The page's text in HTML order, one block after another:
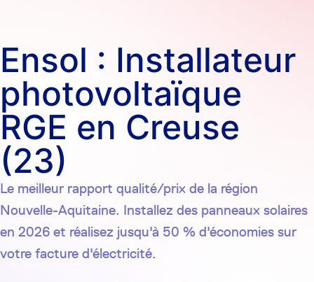
Ensol : Installateur
photovoltaïque
RGE en Creuse
(23)
Le meilleur rapport qualité/prix de la région
Nouvelle-Aquitaine. Installez des panneaux solaires
en 2026 et réalisez jusqu'à 50 % d'économies sur
votre facture d'électricité.